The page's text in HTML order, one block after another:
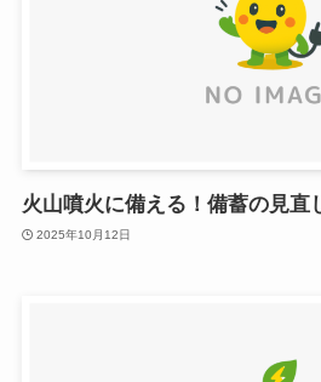
火山噴火に備える！備蓄の見直
2025年10月12日